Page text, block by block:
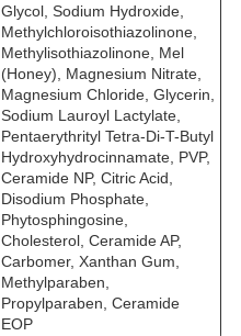
Glycol, Sodium Hydroxide,
Methylchloroisothiazolinone,
Methylisothiazolinone, Mel
(Honey), Magnesium Nitrate,
Magnesium Chloride, Glycerin,
Sodium Lauroyl Lactylate,
Pentaerythrityl Tetra-Di-T-Butyl
Hydroxyhydrocinnamate, PVP,
Ceramide NP, Citric Acid,
Disodium Phosphate,
Phytosphingosine,
Cholesterol, Ceramide AP,
Carbomer, Xanthan Gum,
Methylparaben,
Propylparaben, Ceramide
EOP